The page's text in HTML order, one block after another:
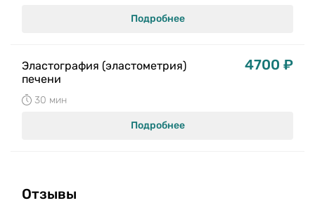
Подробнее
Эластография (эластометрия)
печени
4700 ₽
30 мин
Подробнее
Отзывы